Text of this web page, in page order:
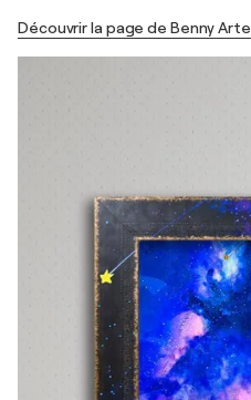
Découvrir la page de Benny Arte